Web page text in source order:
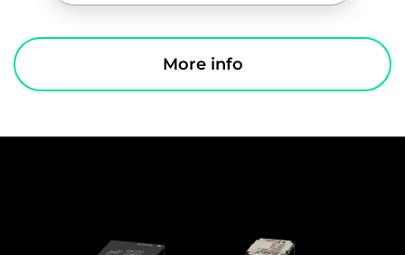
More info